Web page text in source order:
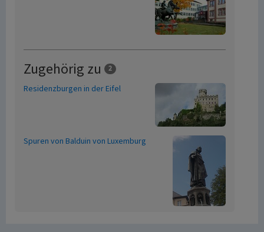
Zugehörig zu 2
Residenzburgen in der Eifel
Spuren von Balduin von Luxemburg